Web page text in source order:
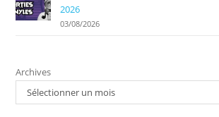
2026
03/08/2026
Archives
Sélectionner un mois